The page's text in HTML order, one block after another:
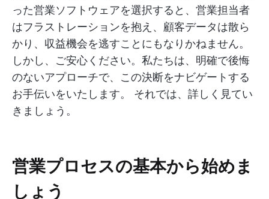
った営業ソフトウェアを選択すると、営業担当者
はフラストレーションを抱え、顧客データは散ら
かり、収益機会を逃すことにもなりかねません。
しかし、ご安心ください。私たちは、明確で後悔
のないアプローチで、この決断をナビゲートする
お手伝いをいたします。 それでは、詳しく見てい
きましょう。
営業プロセスの基本から始めま
しょう